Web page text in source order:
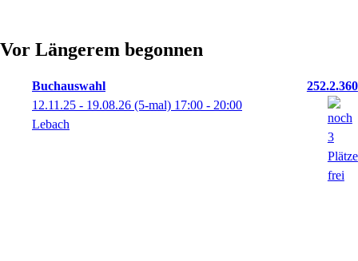
Vor Längerem begonnen
Buchauswahl
252.2.360
12.11.25 - 19.08.26 (5-mal) 17:00 - 20:00
Lebach